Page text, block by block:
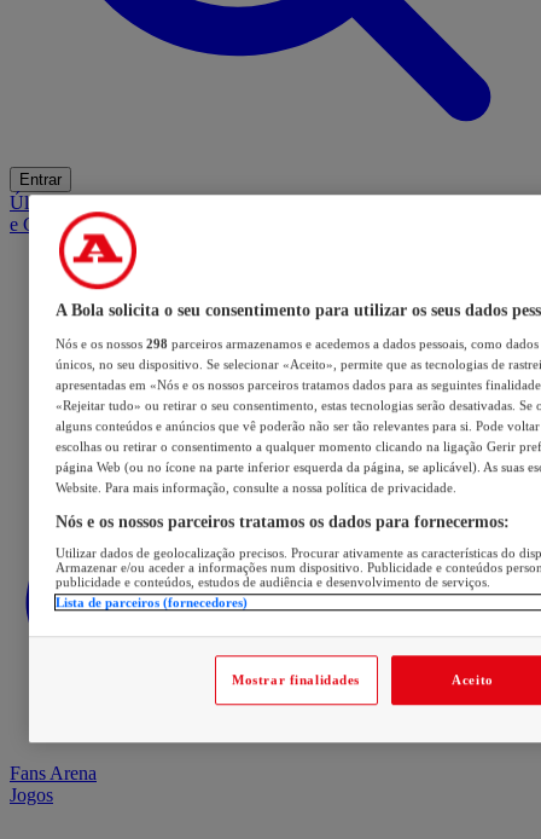
Entrar
ÚltimasMercadoOpiniãoiGaming HubA BOLA SUGEREBarba
e Cabelo
Fans Arena
Jogos
A Bola solicita o seu consentimento para utilizar os seus dados
Nós e os nossos 298 parceiros armazenamos e acedemos a dados pessoais, como
únicos, no seu dispositivo. Se selecionar «Aceito», permite que as tecnologias de
apresentadas em «Nós e os nossos parceiros tratamos dados para as seguintes
«Rejeitar tudo» ou retirar o seu consentimento, estas tecnologias serão desativadas. Se
alguns conteúdos e anúncios que vê poderão não ser tão relevantes para si. Pode voltar
escolhas ou retirar o consentimento a qualquer momento clicando na ligação Gerir
página Web (ou no ícone na parte inferior esquerda da página, se aplicável). As suas
Website. Para mais informação, consulte a nossa política de privacidade.
Nós e os nossos parceiros tratamos os dados para fornecermos:
Utilizar dados de geolocalização precisos. Procurar ativamente as características do
Armazenar e/ou aceder a informações num dispositivo. Publicidade e conteúdos
publicidade e conteúdos, estudos de audiência e desenvolvimento de serviços.
Lista de parceiros (fornecedores)
Mostrar finalidades Aceito